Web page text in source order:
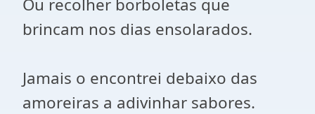
Ou recolher borboletas que
brincam nos dias ensolarados.
Jamais o encontrei debaixo das
amoreiras a adivinhar sabores.